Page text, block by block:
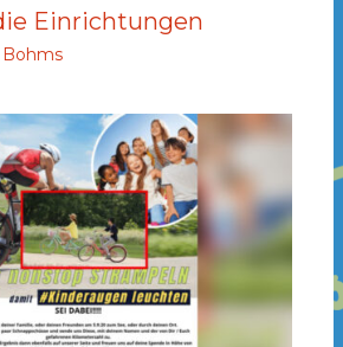
Einrichtungen
Bohms